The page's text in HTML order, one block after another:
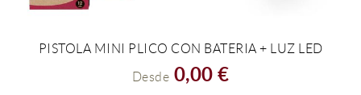
PISTOLA MINI PLICO CON BATERIA + LUZ LED
Desde 0,00 €